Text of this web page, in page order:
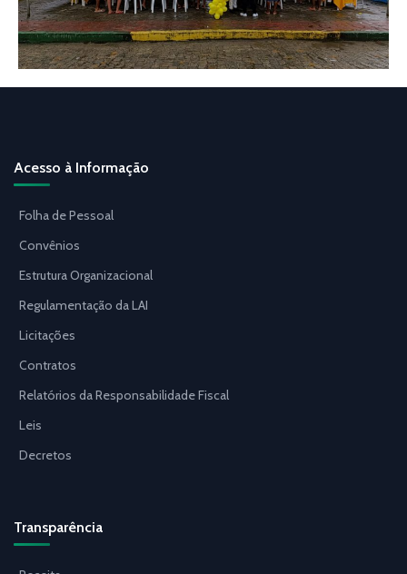
Acesso à Informação
Folha de Pessoal
Convênios
Estrutura Organizacional
Regulamentação da LAI
Licitações
Contratos
Relatórios da Responsabilidade Fiscal
Leis
Decretos
Transparência